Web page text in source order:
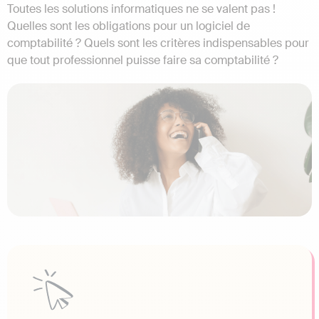
Toutes les solutions informatiques ne se valent pas !
Quelles sont les obligations pour un logiciel de
comptabilité ? Quels sont les critères indispensables pour
que tout professionnel puisse faire sa comptabilité ?